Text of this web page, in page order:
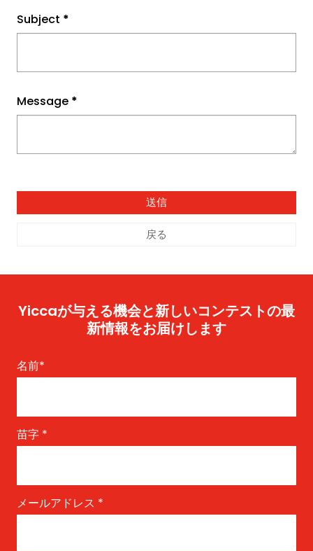
Subject *
Message *
戻る
Yiccaが与える機会と新しいコンテストの最
新情報をお届けします
名前*
苗字 *
メールアドレス *